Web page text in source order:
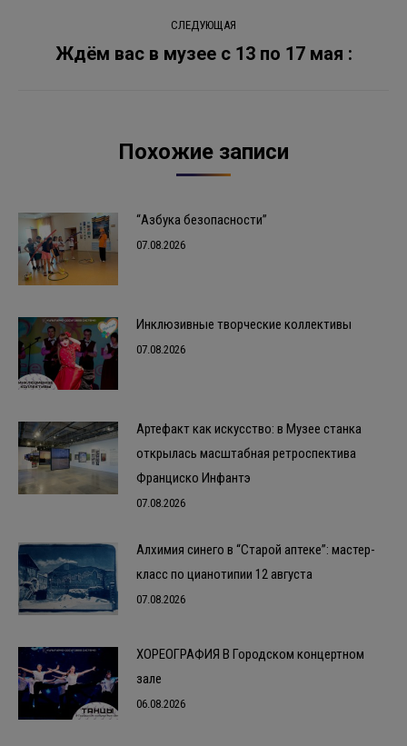
СЛЕДУЮЩАЯ
Следующая
Ждём вас в музее с 13 по 17 мая :
Похожие записи
“Азбука безопасности”
07.08.2026
Инклюзивные творческие коллективы
07.08.2026
Артефакт как искусство: в Музее станка
открылась масштабная ретроспектива
Франциско Инфантэ
07.08.2026
Алхимия синего в “Старой аптеке”: мастер-
класс по цианотипии 12 августа
07.08.2026
ХОРЕОГРАФИЯ В Городском концертном
зале
06.08.2026